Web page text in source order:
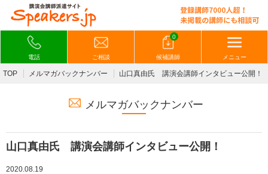
電話 ご相談
0
候補講師 メニュー
TOP メルマガバックナンバー 山口真由氏 講演会講師インタビュー公開！
メルマガバックナンバー
山口真由氏 講演会講師インタビュー公開！
2020.08.19